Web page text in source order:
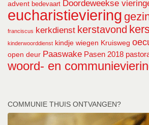
advent bedevaart Doordeweekse
eucharistieviering
franciscus kerkdienst kerstavond
kinderwoorddienst kindje wiegen Kruisweg
open deur Paaswake Pasen 2018
woord- en
COMMUNIE THUIS ONTVANGEN?